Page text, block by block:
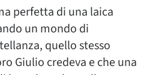
perfetta di una laica
un mondo di
quello stesso
Giulio credeva e che una